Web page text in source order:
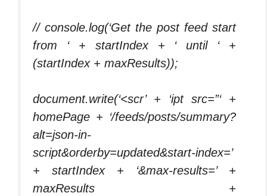
// console.log(‘Get the post feed start
from ‘ + startIndex + ‘ until ‘ +
(startIndex + maxResults));
document.write(‘<scr’ + ‘ipt src=”‘ +
homePage + ‘/feeds/posts/summary?
alt=json-in-
script&orderby=updated&start-index=’
+ startIndex + ‘&max-results=’ +
maxResults +